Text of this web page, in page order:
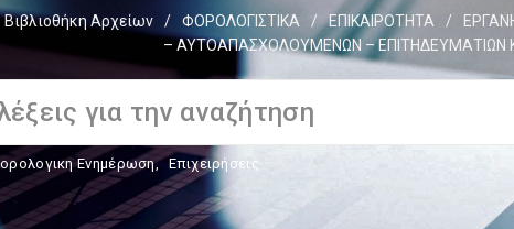
Βιβλιοθήκη Αρχείων / ΦΟΡΟΛΟΓΙΣΤΙΚΑ / ΕΠΙΚΑΙΡΟΤΗΤΑ /
– ΑΥΤΟΑΠΑΣΧΟΛΟΥΜΕΝΩΝ – ΕΠΙΤΗΔΕΥΜΑΤΙΩΝ
Ενημέρωση, Επιχειρήσεις